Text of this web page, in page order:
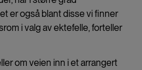
er også blant disse vi finner
i valg av ektefelle, forteller
om veien inn i et arrangert